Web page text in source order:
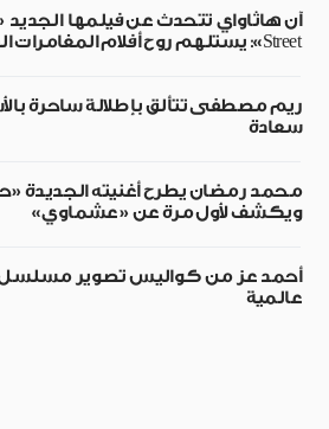
Street»: يستلهم روح أفلام المغامرات الكلاسيكية
ريم مصطفى تتألق بإطلالة ساحرة
سعادة
محمد رمضان يطرح أغنيته الجديدة
ويكشف لأول مرة عن «عشماوي»
أحمد عز من كواليس تصوير مسلسل
عالمية